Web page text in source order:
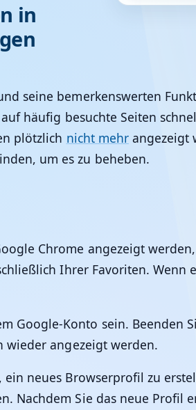
in
seine bemerkenswerten
häufig besuchte Seiten
plötzlich nicht mehrangezeigt
um es zu beheben.
Chrome angezeigt
Ihrer Favoriten. Wenn
Google-Konto sein. Beenden
wieder angezeigt werden.
neues Browserprofil zu
Nachdem Sie das neue